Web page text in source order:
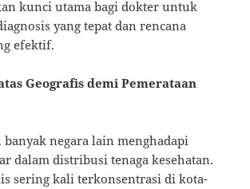
kunci utama bagi dokter untuk
yang tepat dan rencana
efektif.
Geografis demi Pemerataan
negara lain menghadapi
dalam distribusi tenaga kesehatan.
sering kali terkonsentrasi di kota-